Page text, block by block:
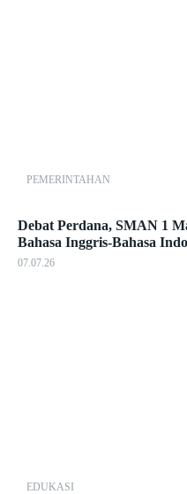
PEMERINTAHAN
Debat Perdana, SMAN 1
Bahasa Inggris-Bahasa
07.07.26
EDUKASI